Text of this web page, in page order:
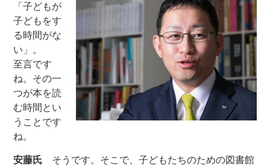
「子どもが
子どもをす
る時間がな
い」。
至言です
ね。その一
つが本を読
む時間とい
うことです
ね。
安藤氏 そうです。そこで、子どもたちのための図書館